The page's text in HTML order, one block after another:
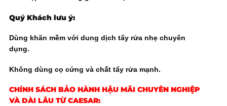
Quý Khách lưu ý:
Dùng khăn mềm với dung dịch tẩy rửa nhẹ chuyên
dụng.
Không dùng cọ cứng và chất tẩy rửa mạnh.
CHÍNH SÁCH BẢO HÀNH HẬU MÃI CHUYÊN NGHIỆP
VÀ DÀI LÂU TỪ CAESAR: